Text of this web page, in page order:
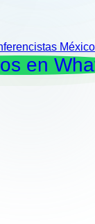
México
en